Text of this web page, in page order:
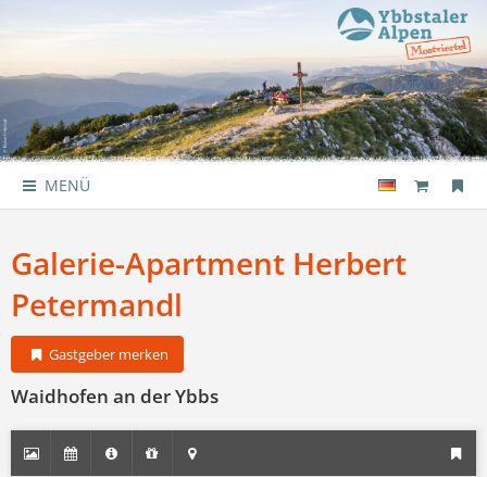
MENÜ
Galerie-Apartment Herbert
Petermandl
Gastgeber merken
Waidhofen an der Ybbs